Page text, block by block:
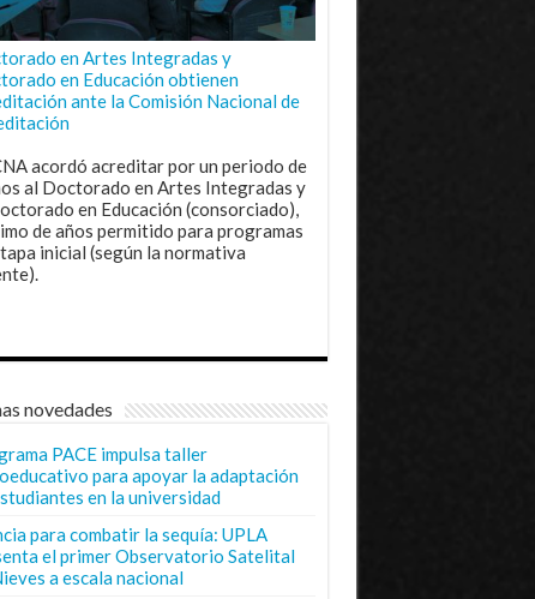
en Artes Integradas y
en Educación obtienen
ante la Comisión Nacional de
acordó acreditar por un periodo de
al Doctorado en Artes Integradas y
en Educación (consorciado),
de años permitido para programas
inicial (según la normativa
novedades
PACE impulsa taller
para apoyar la adaptación
en la universidad
para combatir la sequía: UPLA
el primer Observatorio Satelital
a escala nacional